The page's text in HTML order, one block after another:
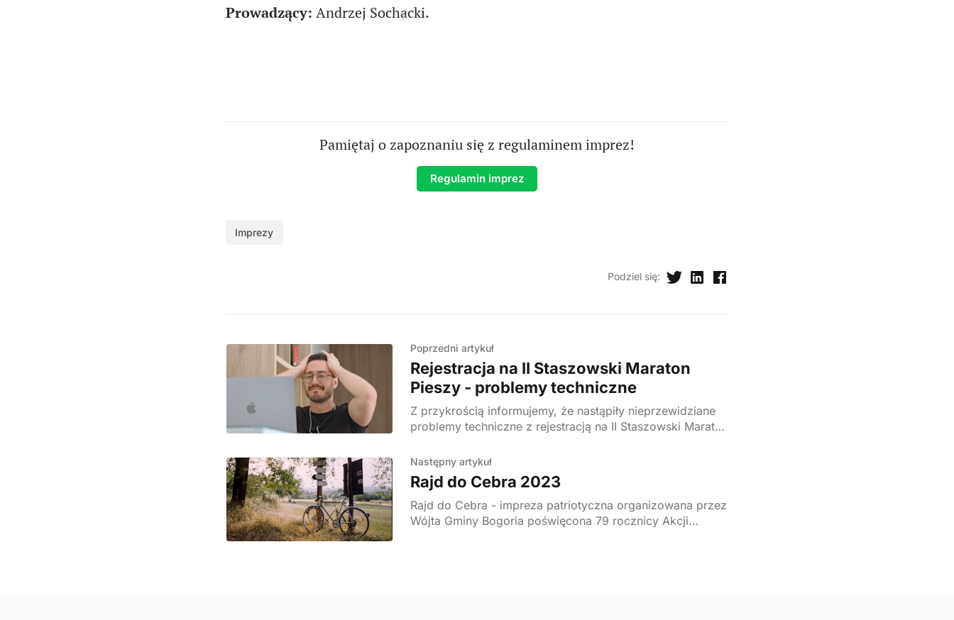
Prowadzący: Andrzej Sochacki.
Pamiętaj o zapoznaniu się z regulaminem imprez!
Regulamin imprez
Imprezy
Podziel się:
Poprzedni artykuł
Rejestracja na II Staszowski Maraton
Pieszy - problemy techniczne
Z przykrością informujemy, że nastąpiły nieprzewidziane
problemy techniczne z rejestracją na II Staszowski Maraton
Następny artykuł
Rajd do Cebra 2023
Rajd do Cebra - impreza patriotyczna organizowana przez
Wójta Gminy Bogoria poświęcona 79 rocznicy Akcji